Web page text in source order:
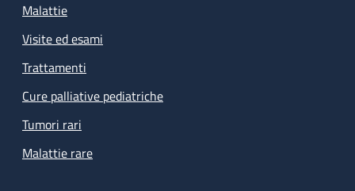
Malattie
Visite ed esami
Trattamenti
Cure palliative pediatriche
Tumori rari
Malattie rare